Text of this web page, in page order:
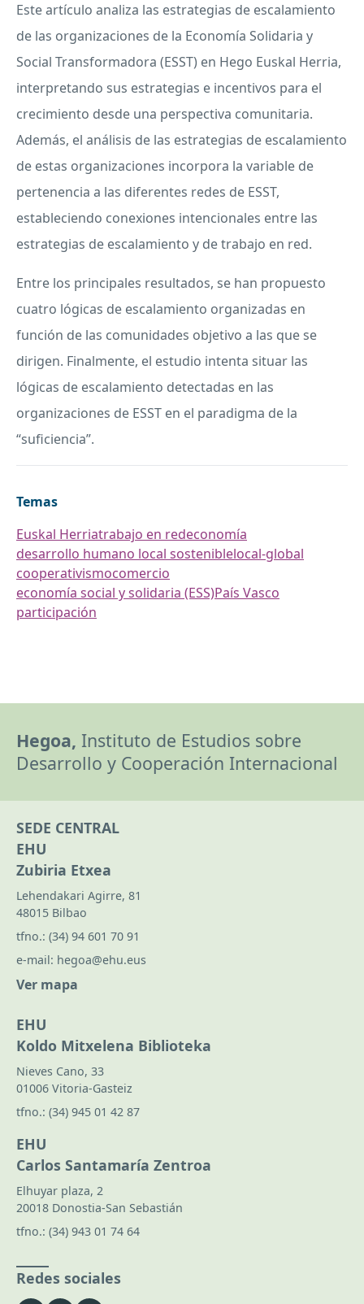
Este artículo analiza las estrategias de escalamiento
de las organizaciones de la Economía Solidaria y
Social Transformadora (ESST) en Hego Euskal Herria,
interpretando sus estrategias e incentivos para el
crecimiento desde una perspectiva comunitaria.
Además, el análisis de las estrategias de escalamiento
de estas organizaciones incorpora la variable de
pertenencia a las diferentes redes de ESST,
estableciendo conexiones intencionales entre las
estrategias de escalamiento y de trabajo en red.
Entre los principales resultados, se han propuesto
cuatro lógicas de escalamiento organizadas en
función de las comunidades objetivo a las que se
dirigen. Finalmente, el estudio intenta situar las
lógicas de escalamiento detectadas en las
organizaciones de ESST en el paradigma de la
“suficiencia”.
Temas
Euskal Herriatrabajo en redeconomía
desarrollo humano local sosteniblelocal-global
cooperativismocomercio
economía social y solidaria (ESS)País Vasco
participación
Hegoa, Instituto de Estudios sobre
Desarrollo y Cooperación Internacional
SEDE CENTRAL
EHU
Zubiria Etxea
Lehendakari Agirre, 81
48015 Bilbao
tfno.: (34) 94 601 70 91
e-mail: hegoa@ehu.eus
Ver mapa
EHU
Koldo Mitxelena Biblioteka
Nieves Cano, 33
01006 Vitoria-Gasteiz
tfno.: (34) 945 01 42 87
EHU
Carlos Santamaría Zentroa
Elhuyar plaza, 2
20018 Donostia-San Sebastián
tfno.: (34) 943 01 74 64
Redes sociales